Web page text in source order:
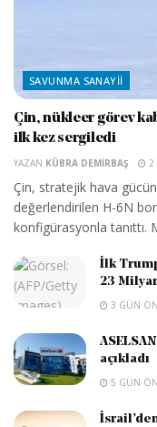
SAVUNMA SANAYII
Çin, nükleer görev
ilk kez sergiledi
YAZAN KÜBRA DEMIRBAŞ 2
Çin, stratejik hava
değerlendirilen H-6N
konfigürasyonla tanıttı.
İlk
23
3 GÜN
açıkladı
5 GÜN